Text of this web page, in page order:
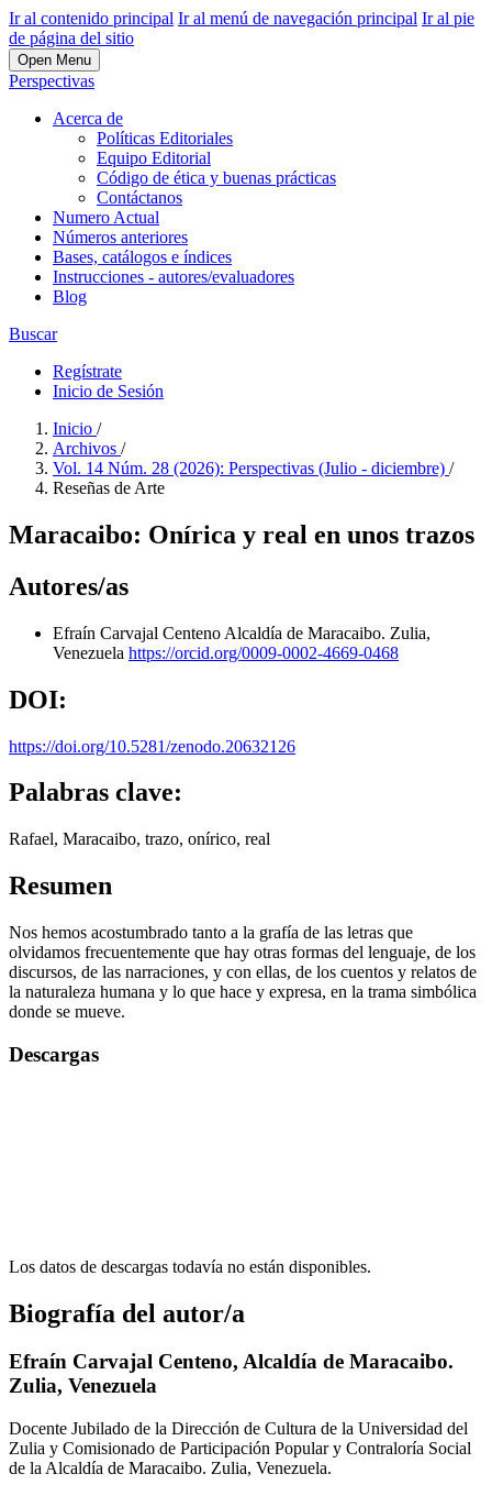
Ir al contenido principal Ir al menú de navegación principal Ir al pie
de página del sitio
Open Menu
Perspectivas
Acerca de
Políticas Editoriales
Equipo Editorial
Código de ética y buenas prácticas
Contáctanos
Numero Actual
Números anteriores
Bases, catálogos e índices
Instrucciones - autores/evaluadores
Blog
Buscar
Regístrate
Inicio de Sesión
Inicio /
Archivos /
Vol. 14 Núm. 28 (2026): Perspectivas (Julio - diciembre) /
Reseñas de Arte
Maracaibo: Onírica y real en unos trazos
Autores/as
Efraín Carvajal Centeno Alcaldía de Maracaibo. Zulia,
Venezuela https://orcid.org/0009-0002-4669-0468
DOI:
https://doi.org/10.5281/zenodo.20632126
Palabras clave:
Rafael, Maracaibo, trazo, onírico, real
Resumen
Nos hemos acostumbrado tanto a la grafía de las letras que
olvidamos frecuentemente que hay otras formas del lenguaje, de los
discursos, de las narraciones, y con ellas, de los cuentos y relatos de
la naturaleza humana y lo que hace y expresa, en la trama simbólica
donde se mueve.
Descargas
Los datos de descargas todavía no están disponibles.
Biografía del autor/a
Efraín Carvajal Centeno, Alcaldía de Maracaibo.
Zulia, Venezuela
Docente Jubilado de la Dirección de Cultura de la Universidad del
Zulia y Comisionado de Participación Popular y Contraloría Social
de la Alcaldía de Maracaibo. Zulia, Venezuela.